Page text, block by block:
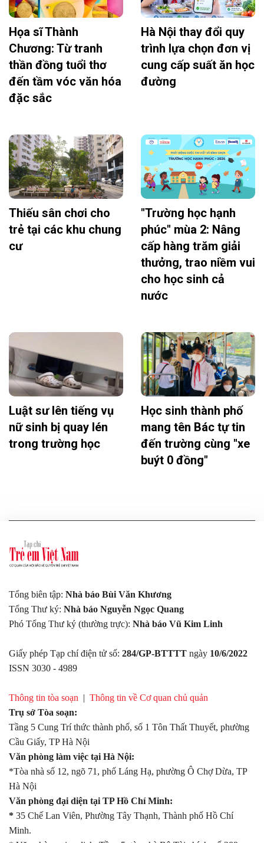
Họa sĩ Thành
Chương: Từ tranh
thần đồng tuổi thơ
đến tầm vóc văn hóa
đặc sắc
Hà Nội thay đổi quy
trình lựa chọn đơn vị
cung cấp suất ăn học
đường
Thiếu sân chơi cho
trẻ tại các khu chung
cư
"Trường học hạnh
phúc" mùa 2: Nâng
cấp hàng trăm giải
thưởng, trao niềm vui
cho học sinh cả
nước
Luật sư lên tiếng vụ
nữ sinh bị quay lén
trong trường học
Học sinh thành phố
mang tên Bác tự tin
đến trường cùng "xe
buýt 0 đồng"
Tổng biên tập: Nhà báo Bùi Văn Khương
Tổng Thư ký: Nhà báo Nguyễn Ngọc Quang
Phó Tổng Thư ký (thường trực): Nhà báo Vũ Kim Linh
Giấy phép Tạp chí điện tử số: 284/GP-BTTTT ngày 10/6/2022
ISSN 3030 - 4989
Thông tin tòa soạn | Thông tin về Cơ quan chủ quản
Trụ sở Tòa soạn:
Tầng 5 Cung Trí thức thành phố, số 1 Tôn Thất Thuyết, phường
Cầu Giấy, TP Hà Nội
Văn phòng làm việc tại Hà Nội:
*Tòa nhà số 12, ngõ 71, phố Láng Hạ, phường Ô Chợ Dừa, TP
Hà Nội
Văn phòng đại diện tại TP Hồ Chí Minh:
* 35 Chế Lan Viên, Phường Tây Thạnh, Thành phố Hồ Chí
Minh.